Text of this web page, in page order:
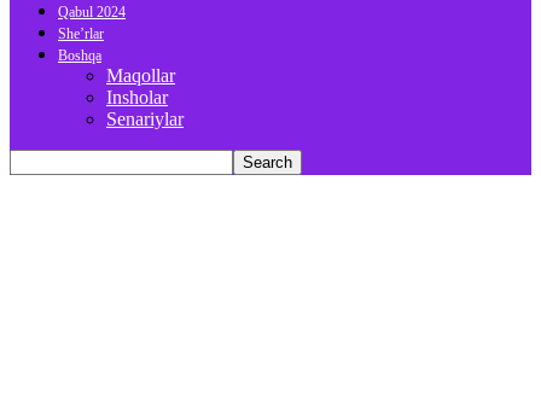
Qabul 2024
She’rlar
Boshqa
Maqollar
Insholar
Senariylar